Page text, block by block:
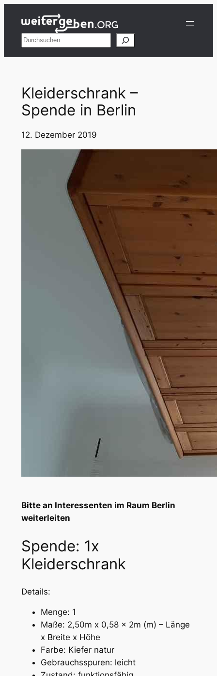
Inhalt
springenSuchen
Kleiderschrank –
Spende in Berlin
12. Dezember 2019
Bitte an Interessenten im Raum Berlin
weiterleiten
Spende: 1x
Kleiderschrank
Details:
Menge: 1
Maße: 2,50m x 0,58 x 2m (m) – Länge
x Breite x Höhe
Farbe: Kiefer natur
Gebrauchsspuren: leicht